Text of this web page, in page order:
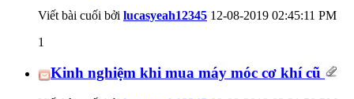
Viết bài cuối bởi lucasyeah12345 12-08-2019 02:45:11 PM
1
Kinh nghiệm khi mua máy móc cơ khí cũ